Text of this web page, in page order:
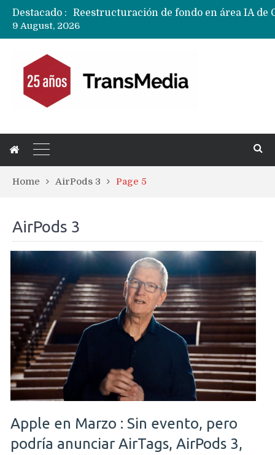
Destacado :
9 August, 2026
Home AirPods 3 Page 5
AirPods 3
Apple en Marzo : Sin evento, pero
podría anunciar AirTags, AirPods 3,